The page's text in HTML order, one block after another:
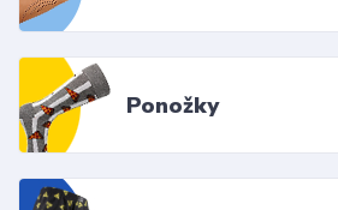
Ponožky